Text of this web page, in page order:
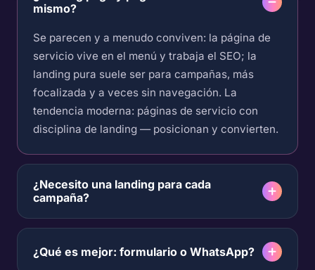
mismo?
Se parecen y a menudo conviven: la página de
servicio vive en el menú y trabaja el SEO; la
landing pura suele ser para campañas, más
focalizada y a veces sin navegación. La
tendencia moderna: páginas de servicio con
disciplina de landing — posicionan y convierten.
¿Necesito una landing para cada
campaña?
¿Qué es mejor: formulario o WhatsApp?